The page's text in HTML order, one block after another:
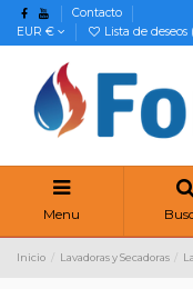
Contacto
EUR €
Lista de deseos
Menu
Inicio Lavadoras y Secadoras